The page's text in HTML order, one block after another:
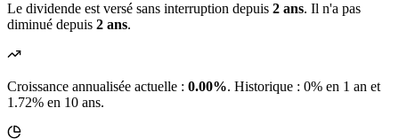
Le dividende est versé sans interruption depuis 2 ans. Il n'a pas
diminué depuis 2 ans.
Croissance annualisée actuelle : 0.00%. Historique : 0% en 1 an et
1.72% en 10 ans.